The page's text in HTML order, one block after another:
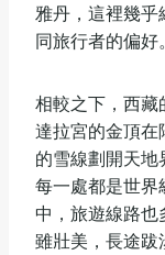
雅丹，這裡幾乎
同旅行者的偏好。
相較之下，西藏
達拉宮的金頂在
的雪線劃開天地
每一處都是世
中，旅遊線路
雖壯美，長途跋